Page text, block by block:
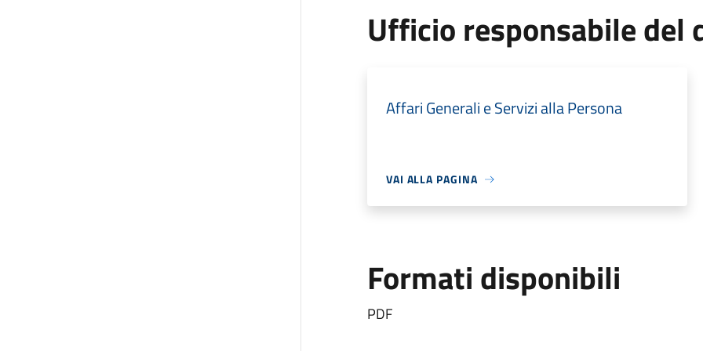
Ufficio responsabile del
Affari Generali e Servizi alla Persona
VAI ALLA PAGINA
Formati disponibili
PDF